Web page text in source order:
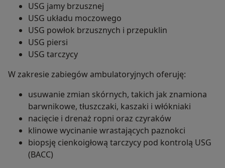
USG jamy brzusznej
USG układu moczowego
USG powłok brzusznych i przepuklin
USG piersi
USG tarczycy
W zakresie zabiegów ambulatoryjnych oferuję:
usuwanie zmian skórnych, takich jak znamiona
barwnikowe, tłuszczaki, kaszaki i włókniaki
nacięcie i drenaż ropni oraz czyraków
klinowe wycinanie wrastających paznokci
biopsję cienkoigłową tarczycy pod kontrolą USG
(BACC)